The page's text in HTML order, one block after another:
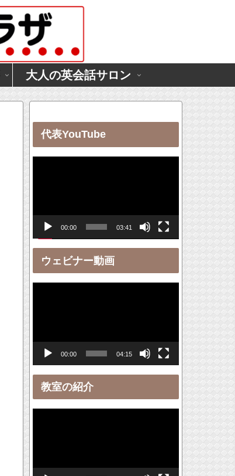
大人の英会話サロン
代表YouTube
レ
ヤ
00:00 03:41
ウェビナー動画
レ
ヤ
ー
00:00 04:15
教室の紹介
レ